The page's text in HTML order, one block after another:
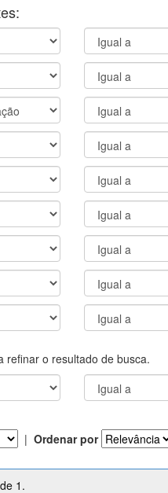
refinar o resultado de busca.
| Ordenar por
1.